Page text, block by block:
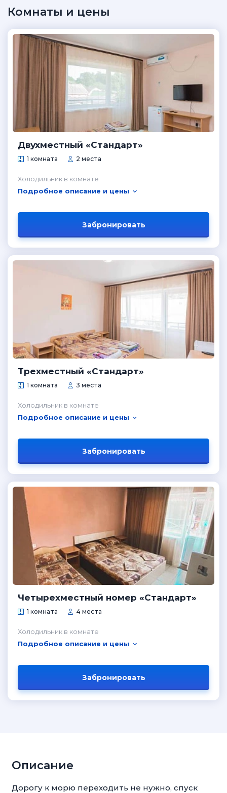
Комнаты и цены
Двухместный «Стандарт»
1 комната 2 места
Холодильник в комнате
Подробное описание и цены
Забронировать
Трехместный «Стандарт»
1 комната 3 места
Холодильник в комнате
Подробное описание и цены
Забронировать
Четырехместный номер «Стандарт»
1 комната 4 места
Холодильник в комнате
Подробное описание и цены
Забронировать
Описание
Дорогу к морю переходить не нужно, спуск